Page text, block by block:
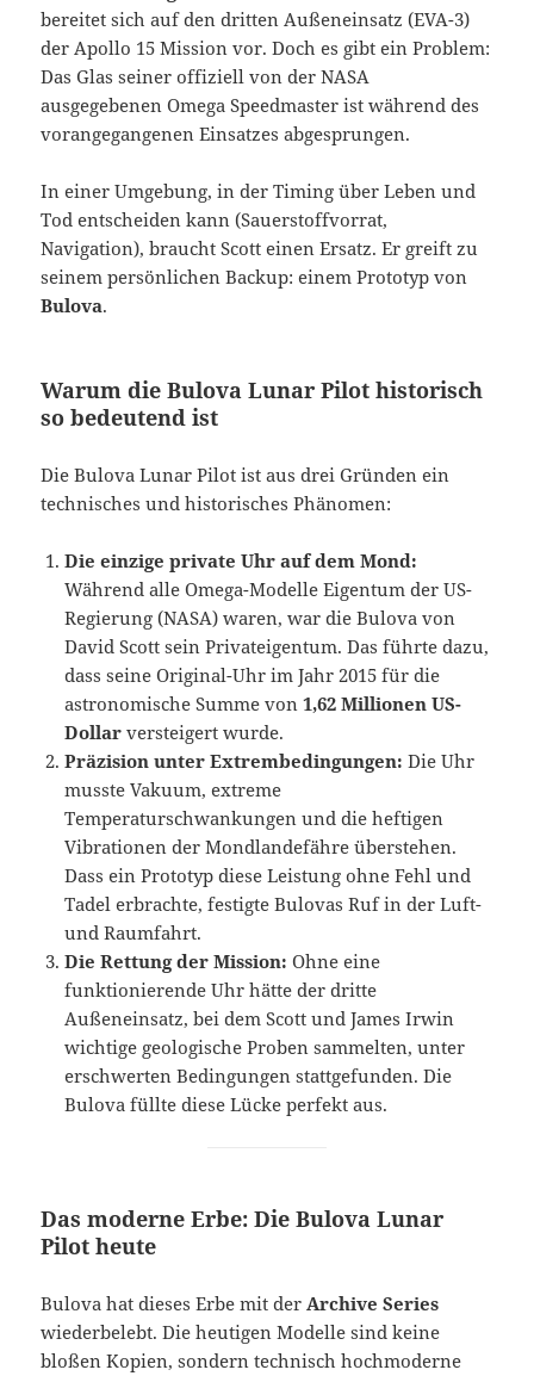
bereitet sich auf den dritten Außeneinsatz (EVA-3)
der Apollo 15 Mission vor. Doch es gibt ein Problem:
Das Glas seiner offiziell von der NASA
ausgegebenen Omega Speedmaster ist während des
vorangegangenen Einsatzes abgesprungen.
In einer Umgebung, in der Timing über Leben und
Tod entscheiden kann (Sauerstoffvorrat,
Navigation), braucht Scott einen Ersatz. Er greift zu
seinem persönlichen Backup: einem Prototyp von
Bulova.
Warum die Bulova Lunar Pilot historisch
so bedeutend ist
Die Bulova Lunar Pilot ist aus drei Gründen ein
technisches und historisches Phänomen:
Die einzige private Uhr auf dem Mond:
Während alle Omega-Modelle Eigentum der US-
Regierung (NASA) waren, war die Bulova von
David Scott sein Privateigentum. Das führte dazu,
dass seine Original-Uhr im Jahr 2015 für die
astronomische Summe von1,62 Millionen US-
Dollar versteigert wurde.
Präzision unter Extrembedingungen: Die Uhr
musste Vakuum, extreme
Temperaturschwankungen und die heftigen
Vibrationen der Mondlandefähre überstehen.
Dass ein Prototyp diese Leistung ohne Fehl und
Tadel erbrachte, festigte Bulovas Ruf in der Luft-
und Raumfahrt.
Die Rettung der Mission: Ohne eine
funktionierende Uhr hätte der dritte
Außeneinsatz, bei dem Scott und James Irwin
wichtige geologische Proben sammelten, unter
erschwerten Bedingungen stattgefunden. Die
Bulova füllte diese Lücke perfekt aus.
Das moderne Erbe: Die Bulova Lunar
Pilot heute
Bulova hat dieses Erbe mit derArchive Series
wiederbelebt. Die heutigen Modelle sind keine
bloßen Kopien, sondern technisch hochmoderne